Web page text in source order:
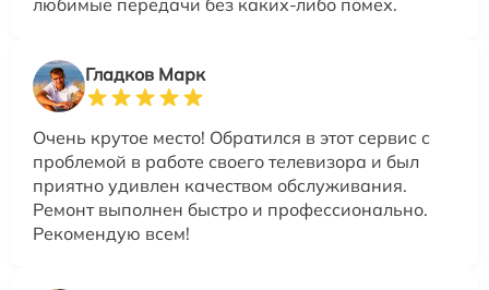
Гладков Марк
Очень крутое место! Обратился в этот сервис с
проблемой в работе своего телевизора и был
приятно удивлен качеством обслуживания.
Ремонт выполнен быстро и профессионально.
Рекомендую всем!